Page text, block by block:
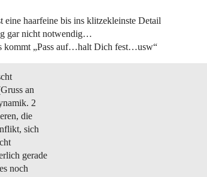
haarfeine bis ins klitzekleinste Detail
gar nicht notwendig…
kommt „Pass auf…halt Dich fest…usw“
an
2
die
sich
gerade
noch